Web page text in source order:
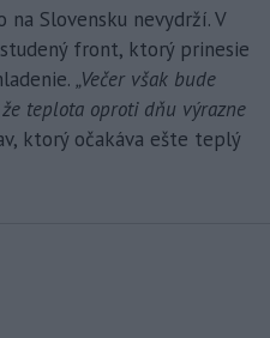
Slovensku nevydrží. V
front, ktorý prinesie
„Večer však bude
teplota oproti dňu výrazne
ktorý očakáva ešte teplý